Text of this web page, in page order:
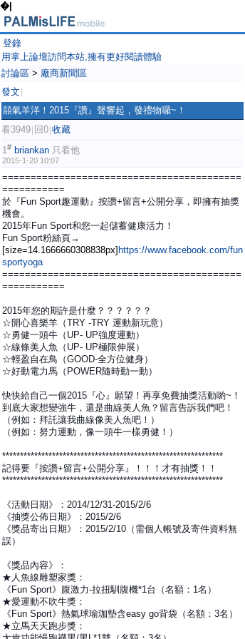
�|
登錄
用掌上論壇訪問本站,擁有更好閱讀體驗
討論區 > 廠商新聞區
發文
囍氣羊洋！2015『讚』聲響起，發禮物囉~！
看3949 回0 收藏
1# briankan 只看他
2015-1-20 10:07
==========================================
===========
於『Fun Sport趣運動』按讚+留言+公開分享，即擁有抽獎
機會。
2015年Fun Sport和您一起儲蓄健康活力！
Fun Sport粉絲頁→
[size=14.1666660308838px] https://www.facebook.com/fun
sportyoga
==========================================
===========
2015年您的期許是什麼？？？？？？
☆開心喜樂羊（TRY -TRY 運動新玩意）
☆勇健一頭牛（UP- UP強度運動）
☆線條美人魚（UP- UP極限伸展）
☆輕盈自在鳥（GOOD-全方位健身）
☆好動電力馬（POWER隨時動一動）
快快給自己一個2015『心』願望！再享免費抽獎活動喲~！
到底大家想變強牛，還是曲線美人魚？留言告訴我們吧！
（例如：拜託讓我曲線像美人魚吧！）
（例如：努力運動，像一頭牛一樣勇健！）
**************************************************************
記得要『按讚+留言+公開分享』！！！才有抽獎！！
**************************************************************
《活動日期》：2014/12/31-2015/2/6
《抽獎公佈日期》：2015/2/6
《獎品寄出日期》：2015/2/10（需個人帳號及寄件資料無
誤）
《獎品內容》：
★人魚線雕塑家獎：
《Fun Sport》腹激力-拉扭馴腹機*1台（名額：1名）
★愛運動不吹牛獎：
《Fun Sport》熱氣球瑜珈墊含easy go背袋（名額：3名）
★立馬天天跑步獎：